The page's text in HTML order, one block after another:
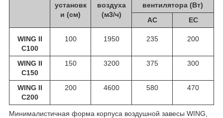
установк
и (см)
воздуха
(м3/ч)
вентилятора (Вт)
АС
ЕС
WING II
С100
100 1950 235 200
WING II
С150
150 3200 375 300
WING II
С200
200 4600 580 470
Минималистичная форма корпуса воздушной завесы WING,